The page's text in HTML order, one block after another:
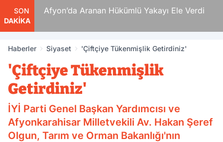
SON
DAKİKA
Afyon’da Aranan Hükümlü Yakayı Ele Verdi
Haberler Siyaset 'Çiftçiye Tükenmişlik Getirdiniz'
'Çiftçiye Tükenmişlik
Getirdiniz'
İYİ Parti Genel Başkan Yardımcısı ve
Afyonkarahisar Milletvekili Av. Hakan Şeref
Olgun, Tarım ve Orman Bakanlığı'nın